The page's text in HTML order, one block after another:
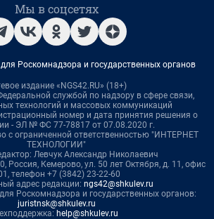
Мы в соцсетях
Роскомнадзора и государственных органов
издание «NGS42.RU» (18+)
службой по надзору в сфере связи,
технологий и массовых коммуникаций
номер и дата принятия решения о
- ЭЛ № ФС 77-78817 от 07.08.2020 г.
с ограниченной ответственностью "ИНТЕРНЕТ
ТЕХНОЛОГИИ"
Левчук Александр Николаевич
Россия, Кемерово, ул. 50 лет Октября, д. 11, офис
телефон +7 (3842) 23-22-60
адрес редакции: ngs42@shkulev.ru
Роскомнадзора и государственных органов:
juristnsk@shkulev.ru
help@shkulev.ru